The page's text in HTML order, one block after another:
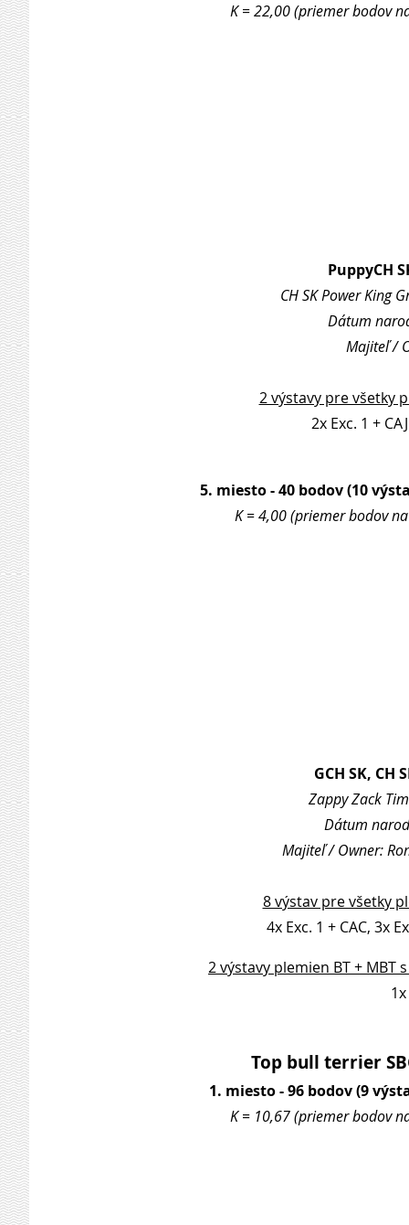
K = 22,00 (priemer bodov
PuppyCH
CH SK Power King
Dátum
Majiteľ /
2 výstavy pre všetky
2x Exc. 1 +
5. miesto - 40 bodov (10
K = 4,00 (priemer bodov
GCH SK, CH
Zappy Zack
Dátum
Majiteľ / Owner:
8 výstav pre všetky
4x Exc. 1 + CAC, 3x
2 výstavy plemien BT + MBT
Top bull terrier
1. miesto - 96 bodov (9
K = 10,67 (priemer bodov